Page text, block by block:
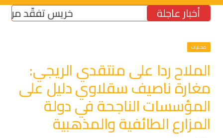
أخبار عاجلة خريس تفقّد مركز
محليات
الملاح ردا على منتقدي الريجي:
مغارة ناصيف سقلاوي دليل على
المؤسسات الناجحة في دولة
المزارع الطائفية والمذهبية